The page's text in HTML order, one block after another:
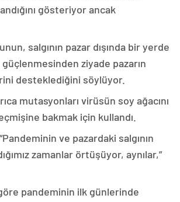
gösteriyor ancak
salgının pazar dışında bir yerde
güçlenmesinden ziyade pazarın
desteklediğini söylüyor.
mutasyonları virüsün soy ağacını
bakmak için kullandı.
ve pazardaki salgının
zamanlar örtüşüyor, aynılar,”
pandeminin ilk günlerinde